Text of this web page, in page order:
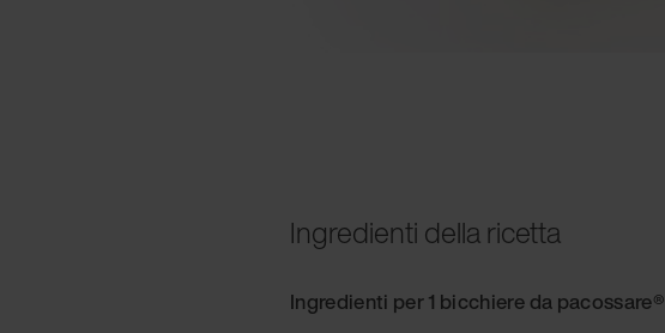
Ingredienti della ricetta
Ingredienti per 1 bicchiere da pacossare®